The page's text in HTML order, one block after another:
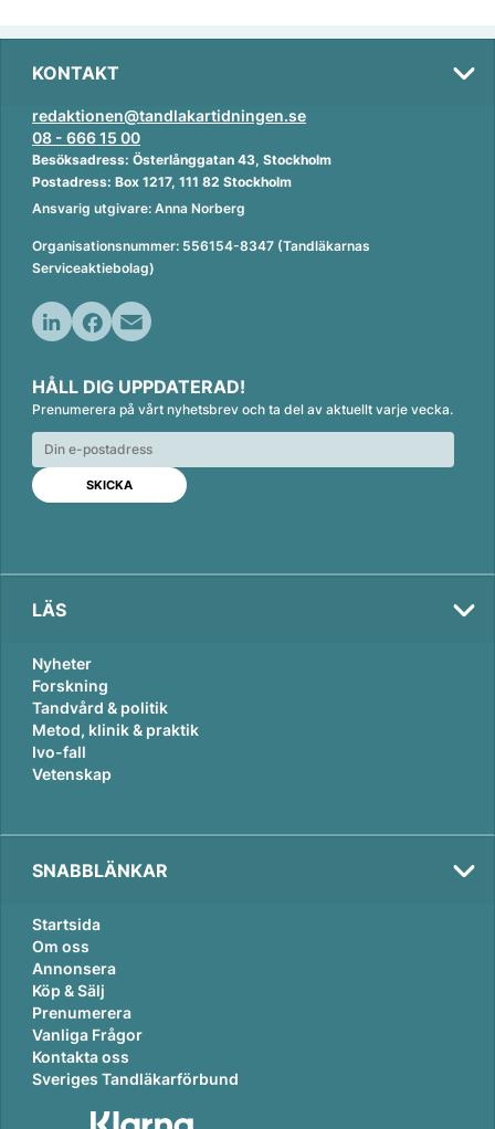
KONTAKT
redaktionen@tandlakartidningen.se
08 - 666 15 00
Besöksadress: Österlånggatan 43, Stockholm
Postadress: Box 1217, 111 82 Stockholm
Ansvarig utgivare: Anna Norberg
Organisationsnummer: 556154-8347 (Tandläkarnas
Serviceaktiebolag)
n
k
e
d
n
c
e
b
o
o
k
a
i
l
HÅLL DIG UPPDATERAD!
Prenumerera på vårt nyhetsbrev och ta del av aktuellt varje vecka.
LÄS
Nyheter
Forskning
Tandvård & politik
Metod, klinik & praktik
Ivo-fall
Vetenskap
SNABBLÄNKAR
Startsida
Om oss
Annonsera
Köp & Sälj
Prenumerera
Vanliga Frågor
Kontakta oss
Sveriges Tandläkarförbund